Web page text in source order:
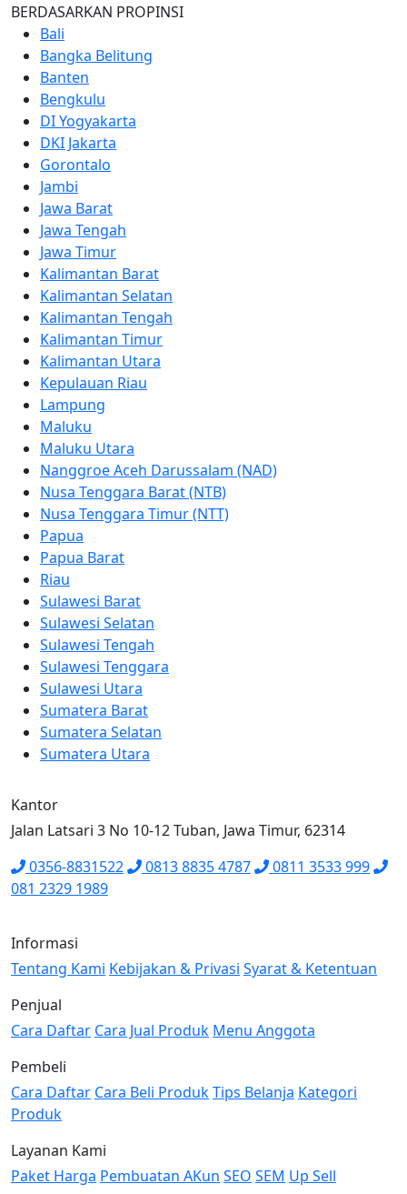
BERDASARKAN PROPINSI
Bali
Bangka Belitung
Banten
Bengkulu
DI Yogyakarta
DKI Jakarta
Gorontalo
Jambi
Jawa Barat
Jawa Tengah
Jawa Timur
Kalimantan Barat
Kalimantan Selatan
Kalimantan Tengah
Kalimantan Timur
Kalimantan Utara
Kepulauan Riau
Lampung
Maluku
Maluku Utara
Nanggroe Aceh Darussalam (NAD)
Nusa Tenggara Barat (NTB)
Nusa Tenggara Timur (NTT)
Papua
Papua Barat
Riau
Sulawesi Barat
Sulawesi Selatan
Sulawesi Tengah
Sulawesi Tenggara
Sulawesi Utara
Sumatera Barat
Sumatera Selatan
Sumatera Utara
Kantor
Jalan Latsari 3 No 10-12 Tuban, Jawa Timur, 62314
0356-8831522
0813 8835 4787
0811 3533 999
081 2329 1989
Informasi
Tentang Kami Kebijakan & Privasi Syarat & Ketentuan
Penjual
Cara Daftar Cara Jual Produk Menu Anggota
Pembeli
Cara Daftar Cara Beli ProdukTips Belanja Kategori
Produk
Layanan Kami
Paket Harga Pembuatan AKun SEO SEM Up Sell